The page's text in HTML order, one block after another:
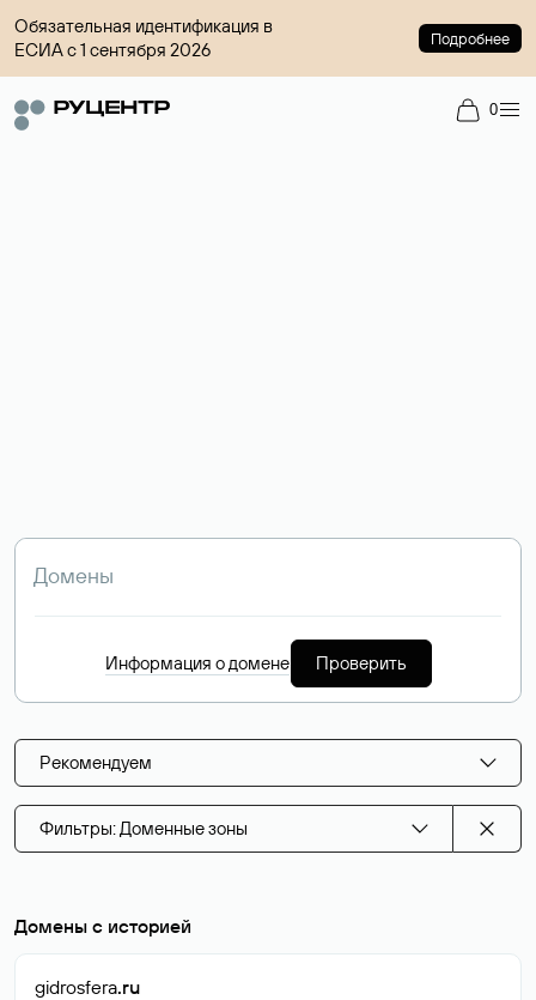
Обязательная идентификация в
ЕСИА с 1 сентября 2026
Подробнее
0
Информация о домене Проверить
Рекомендуем
Фильтры: Доменные зоны
Домены с историей
gidrosfera.ru